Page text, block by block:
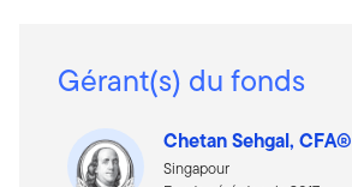
Gérant(s) du fonds
Chetan Sehgal, CFA®
Singapour